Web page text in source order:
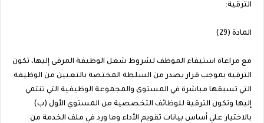
الترقية:
المادة (29)
مع مراعاة استيفاء الموظف لشروط شغل الوظيفة المرقى إليها، تكون
الترقية بموجب قرار يصدر من السلطة المختصة بالتعيين من الوظيفة
التي تسبقها مباشرة في المستوى والمجموعة الوظيفية التي تنتمي
إليها.وتكون الترقية للوظائف التخصصية من المستوي الأول (ب)
بالاختيار علي أساس بيانات تقويم الأداء وما ورد في ملف الخدمة من